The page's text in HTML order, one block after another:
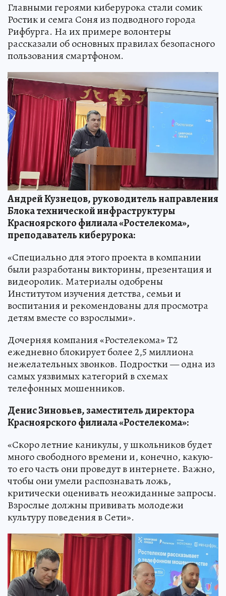
Главными героями киберурока стали сомик
Ростик и семга Соня из подводного города
Рифбурга. На их примере волонтеры
рассказали об основных правилах безопасного
пользования смартфоном.
Андрей Кузнецов, руководитель направления
Блока технической инфраструктуры
Красноярского филиала «Ростелекома»,
преподаватель киберурока:
«Специально для этого проекта в компании
были разработаны викторины, презентация и
видеоролик. Материалы одобрены
Институтом изучения детства, семьи и
воспитания и рекомендованы для просмотра
детям вместе со взрослыми».
Дочерняя компания «Ростелекома» Т2
ежедневно блокирует более 2,5 миллиона
нежелательных звонков. Подростки — одна из
самых уязвимых категорий в схемах
телефонных мошенников.
Денис Зиновьев, заместитель директора
Красноярского филиала «Ростелекома»:
«Скоро летние каникулы, у школьников будет
много свободного времени и, конечно, какую-
то его часть они проведут в интернете. Важно,
чтобы они умели распознавать ложь,
критически оценивать неожиданные запросы.
Взрослые должны прививать молодежи
культуру поведения в Сети».